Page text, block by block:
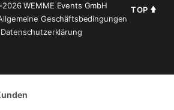
WEMME Events GmbH
Geschäftsbedingungen
Datenschutzerklärung
TOP